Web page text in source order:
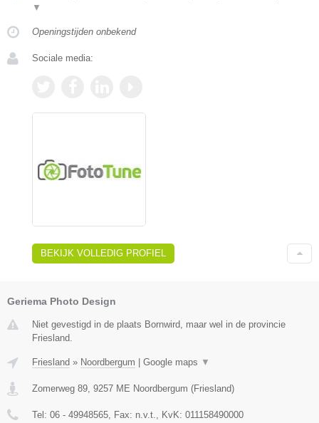
▼
Openingstijden onbekend
Sociale media:
BEKIJK VOLLEDIG PROFIEL
Geriema Photo Design
Niet gevestigd in de plaats Bornwird, maar wel in de provincie
Friesland.
Friesland » Noordbergum Google maps ▼
Zomerweg 89 9257 ME Noordbergum (Friesland)
Tel: 06 - 49948565 , Fax: n.v.t. , KvK: 011158490000